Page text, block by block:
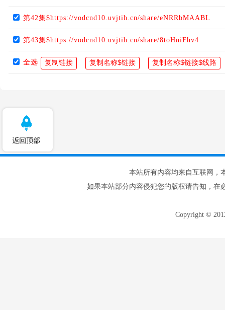
第42集$https://vodcnd10.uvjtih.cn/share/eNRRbMAABL
第43集$https://vodcnd10.uvjtih.cn/share/8toHniFhv4
全选
本站所有内容均来自互联网，
如果本站部分内容侵犯您的版权请告知，在
Copyright ©